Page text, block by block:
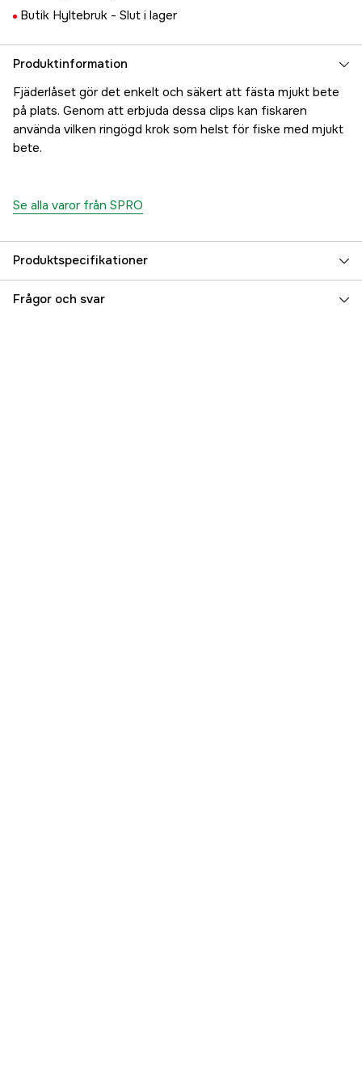
Butik Hyltebruk - Slut i lager
Produktinformation
Fjäderlåset gör det enkelt och säkert att fästa mjukt bete
på plats. Genom att erbjuda dessa clips kan fiskaren
använda vilken ringögd krok som helst för fiske med mjukt
bete.
Se alla varor från SPRO
Produktspecifikationer
Referensnummer 5000029956
Frågor och svar